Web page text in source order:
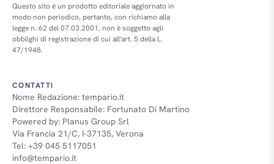
Questo sito è un prodotto editoriale aggiornato in
modo non periodico, pertanto, con richiamo alla
legge n. 62 del 07.03.2001, non è soggetto agli
obblighi di registrazione di cui all'art. 5 della L.
47/1948.
CONTATTI
Nome Redazione: tempario.it
Direttore Responsabile: Fortunato Di Martino
Powered by: Planus Group Srl
Via Francia 21/C, I-37135, Verona
Tel: +39 045 5117051
info@tempario.it